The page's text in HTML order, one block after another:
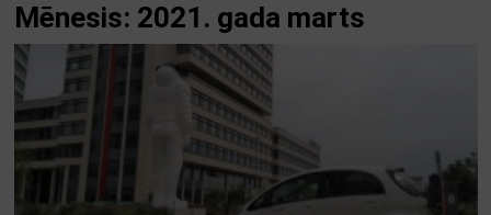
Mēnesis: 2021. gada marts